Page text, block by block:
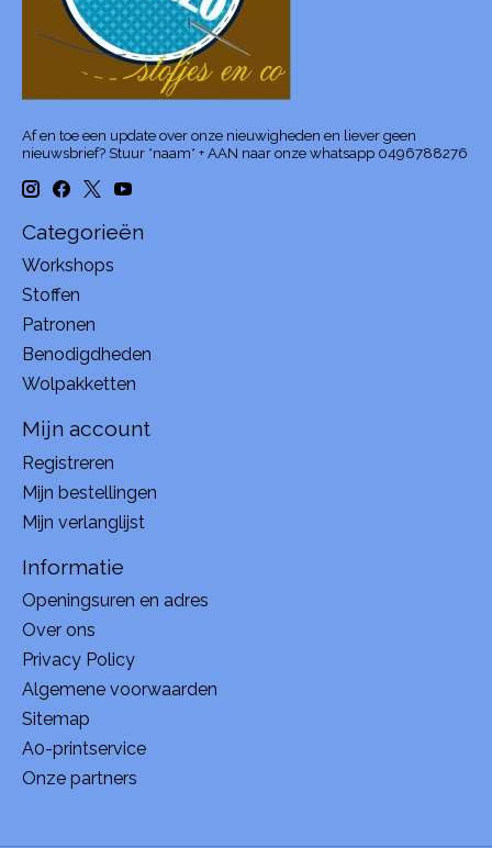
Af en toe een update over onze nieuwigheden en liever geen
nieuwsbrief? Stuur *naam* + AAN naar onze whatsapp 0496788276
Categorieën
Workshops
Stoffen
Patronen
Benodigdheden
Wolpakketten
Mijn account
Registreren
Mijn bestellingen
Mijn verlanglijst
Informatie
Openingsuren en adres
Over ons
Privacy Policy
Algemene voorwaarden
Sitemap
A0-printservice
Onze partners